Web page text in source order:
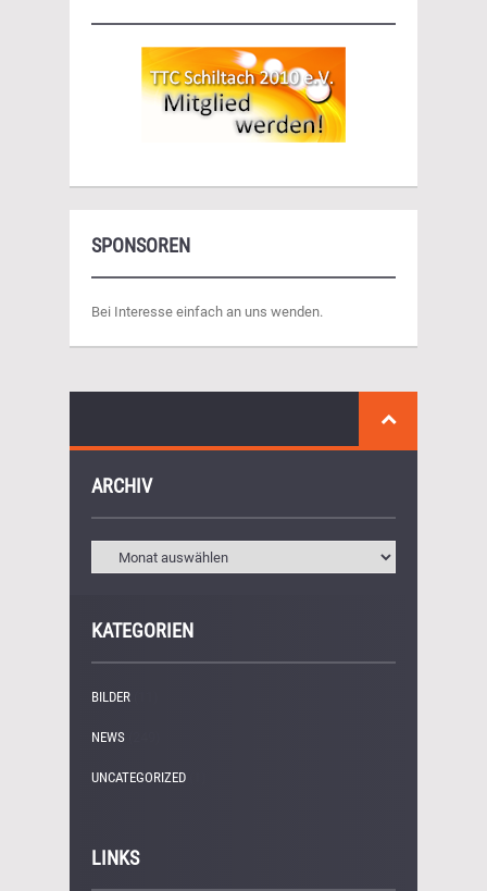
SPONSOREN
Bei Interesse einfach an uns wenden.
ARCHIV
KATEGORIEN
BILDER
NEWS
UNCATEGORIZED
LINKS